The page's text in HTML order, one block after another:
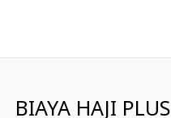
BIAYA HAJI